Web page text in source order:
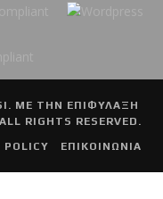
. ΜΕ ΤΗΝ ΕΠΙΦΥΛΑΞΗ
RIGHTS RESERVED.
ΕΠΙΚΟΙΝΩΝΙΑ